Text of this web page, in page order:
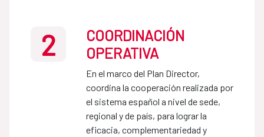
2
COORDINACIÓN
OPERATIVA
En el marco del Plan Director,
coordina la cooperación realizada por
el sistema español a nivel de sede,
regional y de país, para lograr la
eficacia, complementariedad y